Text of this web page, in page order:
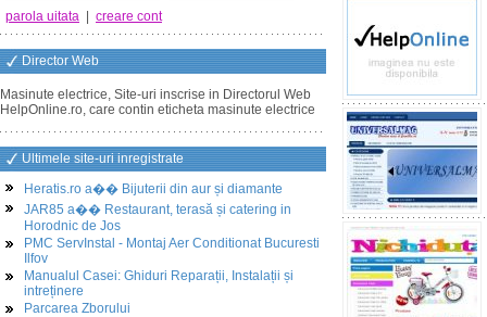
parola uitata creare cont
Director Web
Masinute electrice, Site-uri inscrise in Directorul Web
HelpOnline.ro, care contin eticheta masinute electrice
Ultimele site-uri inregistrate
Heratis.ro a�� Bijuterii din aur și diamante
JAR85 a�� Restaurant, terasă și catering in
Horodnic de Jos
PMC ServInstal - Montaj Aer Conditionat Bucuresti
Ilfov
Manualul Casei: Ghiduri Reparații, Instalații și
intreținere
Parcarea Zborului